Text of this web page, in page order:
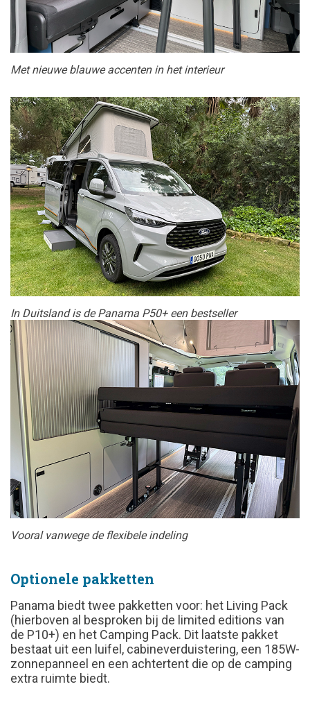
Met nieuwe blauwe accenten in het interieur
In Duitsland is de Panama P50+ een bestseller
Vooral vanwege de flexibele indeling
Optionele pakketten
Panama biedt twee pakketten voor: het Living Pack
(hierboven al besproken bij de limited editions van
de P10+) en het Camping Pack. Dit laatste pakket
bestaat uit een luifel, cabineverduistering, een 185W-
zonnepanneel en een achtertent die op de camping
extra ruimte biedt.